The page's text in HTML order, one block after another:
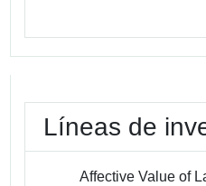
Líneas de
Affective Value of